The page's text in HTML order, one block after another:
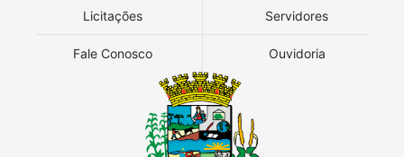
Licitações Servidores
Fale Conosco Ouvidoria